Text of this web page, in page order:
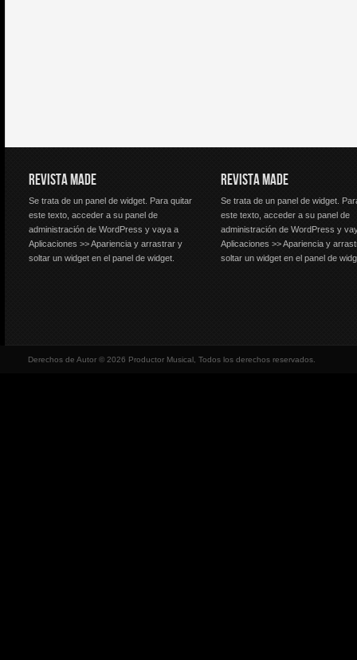
REVISTA MADE
Se trata de un panel de widget. Para quitar
este texto, acceder a su panel de
administración de WordPress y vaya a
Aplicaciones >> Apariencia y arrastrar y
soltar un widget en el panel de widget.
REVISTA MADE
Se trata de un panel de widget.
este texto, acceder a su panel de
administración de WordPress y
Aplicaciones >> Apariencia y
soltar un widget en el panel de
Derechos de Autor © 2026 Productor Musical, Todos los derechos reservados.